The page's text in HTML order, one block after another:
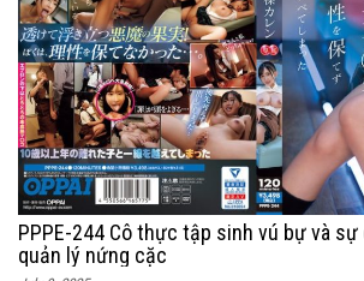
PPPE-244 Cô thực tập sinh vú bự và
quản lý nứng cặc